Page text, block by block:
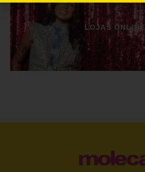
LOJAS ONLINE